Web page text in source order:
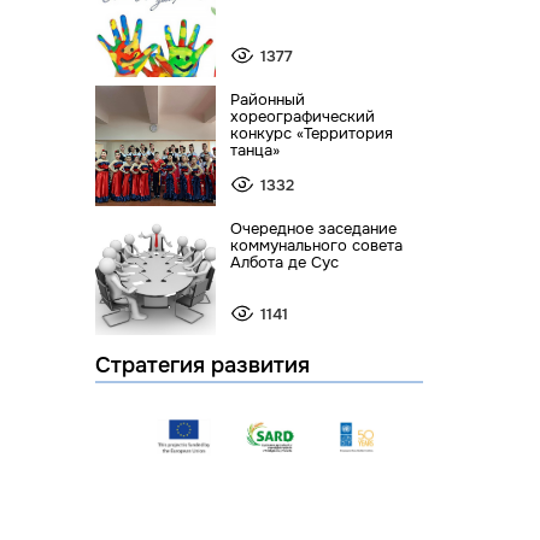
1377
Районный
хореографический
конкурс «Территория
танца»
1332
Очередное заседание
коммунального совета
Албота де Сус
1141
Стратегия развития